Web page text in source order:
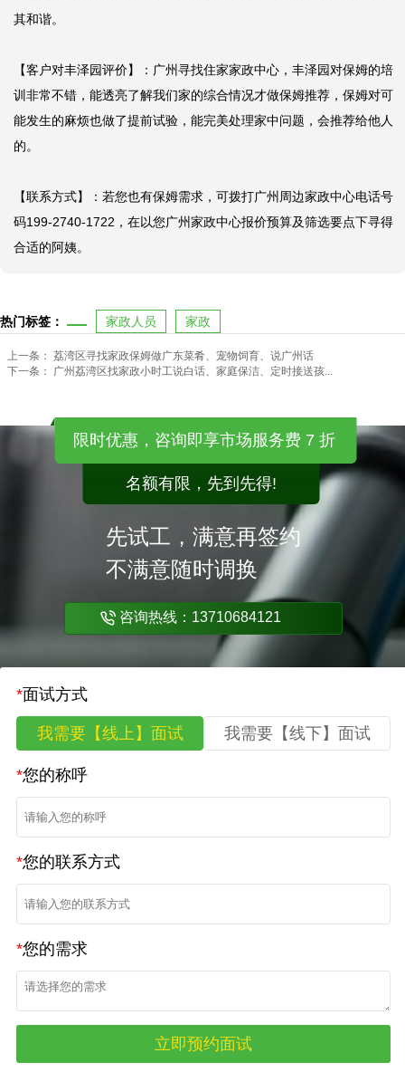
其和谐。
【客户对丰泽园评价】：广州寻找住家家政中心，丰泽园对保姆的培
训非常不错，能透亮了解我们家的综合情况才做保姆推荐，保姆对可
能发生的麻烦也做了提前试验，能完美处理家中问题，会推荐给他人
的。
【联系方式】：若您也有保姆需求，可拨打广州周边家政中心电话号
码199-2740-1722，在以您广州家政中心报价预算及筛选要点下寻得
合适的阿姨。
热门标签： 家政人员 家政
上一条： 荔湾区寻找家政保姆做广东菜肴、宠物饲育、说广州话
下一条：
广州荔湾区找家政小时工说白话、家庭保洁、定时接送孩...
限时优惠，咨询即享市场服务费 7 折
名额有限，先到先得!
先试工，满意再签约
不满意随时调换
咨询热线：13710684121
*面试方式
我需要【线上】面试 我需要【线下】面试
*您的称呼
*您的联系方式
*您的需求